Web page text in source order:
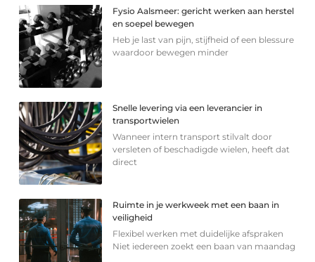
Fysio Aalsmeer: gericht werken aan herstel
en soepel bewegen
Heb je last van pijn, stijfheid of een blessure
waardoor bewegen minder
Snelle levering via een leverancier in
transportwielen
Wanneer intern transport stilvalt door
versleten of beschadigde wielen, heeft dat
direct
Ruimte in je werkweek met een baan in
veiligheid
Flexibel werken met duidelijke afspraken
Niet iedereen zoekt een baan van maandag